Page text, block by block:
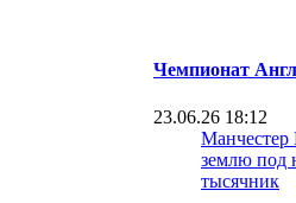
Чемпионат
23.06.26 18:12
землю под
тысячник